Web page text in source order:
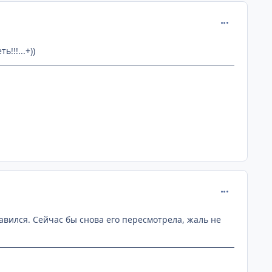
Сейчас бы снова его пересмотрела, жаль не